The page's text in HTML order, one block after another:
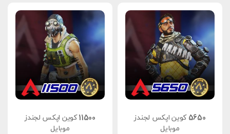
5650 کوین اپکس لجندز
موبایل
11500 کوین اپکس لجندز
موبایل